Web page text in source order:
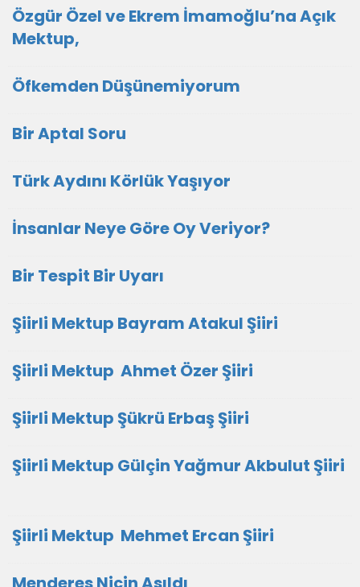
Özgür Özel ve Ekrem İmamoğlu’na Açık
Mektup,
Öfkemden Düşünemiyorum
Bir Aptal Soru
Türk Aydını Körlük Yaşıyor
İnsanlar Neye Göre Oy Veriyor?
Bir Tespit Bir Uyarı
Şiirli Mektup Bayram Atakul Şiiri
Şiirli Mektup Ahmet Özer Şiiri
Şiirli Mektup Şükrü Erbaş Şiiri
Şiirli Mektup Gülçin Yağmur Akbulut Şiiri
Şiirli Mektup Mehmet Ercan Şiiri